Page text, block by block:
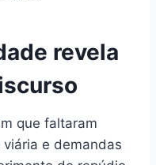
revela
que faltaram
e demandas